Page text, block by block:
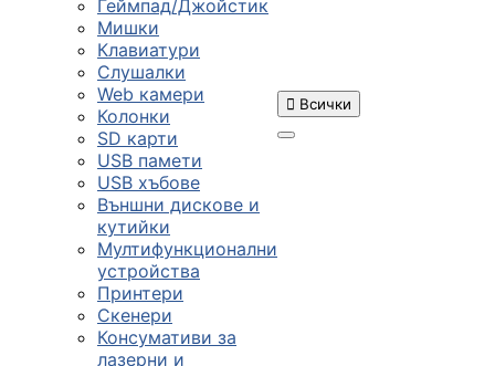
Геймпад/Джойстик
Мишки
Клавиатури
Слушалки
Web камери
Колонки
SD карти
USB памети
USB хъбове
Външни дискове и
кутийки
Мултифункционални
устройства
Принтери
Скенери
Консумативи за
лазерни и
 Всички